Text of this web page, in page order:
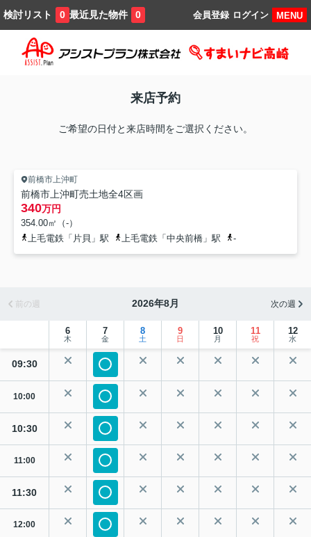
検討リスト 0 最近見た物件 0 MENU
ログイン
会員登録
来店予約
ご希望の日付と来店時間をご選択ください。
前橋市上沖町
前橋市上沖町売土地全4区画
340万円
354.00㎡（-）
上毛電鉄「片貝」駅
上毛電鉄「中央前橋」駅 -
前の週 2026年8月 次の週
6
木
7
金
8
土
9
日
10
月
11
祝
12
水
09:30
10:00
10:30
11:00
11:30
12:00